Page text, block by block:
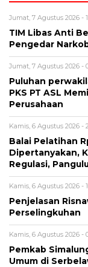
Jumat, 7 Agustus 2026 -
TIM Libas Anti
Pengedar
Jumat, 7 Agustus 2026 -
Puluhan
PKS PT ASL
Perusahaan
Kamis, 6 Agustus 2026 -
Balai Pelatihan
Dipertanyakan,
Regulasi,
Kamis, 6 Agustus 2026 -
Penjelasan
Perselingkuhan
Kamis, 6 Agustus 2026 -
Pemkab
Umum di